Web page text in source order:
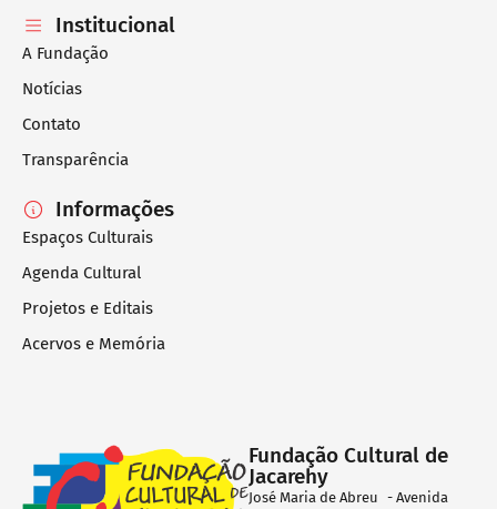
Institucional
A Fundação
Notícias
Contato
Transparência
Informações
Espaços Culturais
Agenda Cultural
Projetos e Editais
Acervos e Memória
Fundação Cultural de
Jacarehy
José Maria de Abreu - Avenida